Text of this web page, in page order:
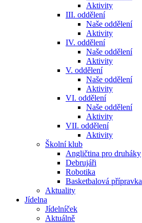
Aktivity
III. oddělení
Naše oddělení
Aktivity
IV. oddělení
Naše oddělení
Aktivity
V. oddělení
Naše oddělení
Aktivity
VI. oddělení
Naše oddělení
Aktivity
VII. oddělení
Aktivity
Školní klub
Angličtina pro druháky
Debrujáři
Robotika
Basketbalová přípravka
Aktuality
Jídelna
Jídelníček
Aktuálně